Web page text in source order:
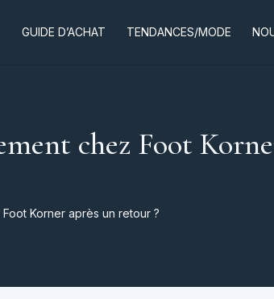
GUIDE D’ACHAT TENDANCES/MODE
chez Foot
Korner après un retour ?